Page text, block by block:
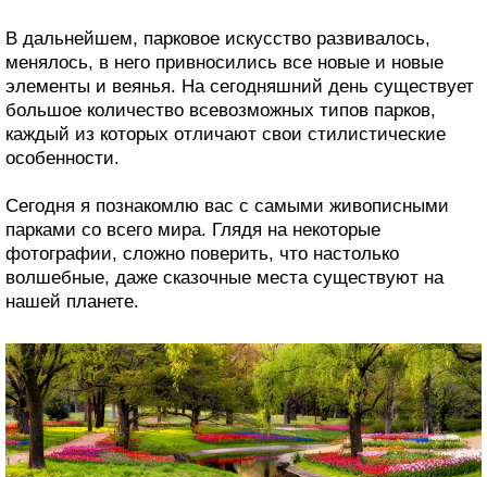
В дальнейшем, парковое искусство развивалось,
менялось, в него привносились все новые и новые
элементы и веянья. На сегодняшний день существует
большое количество всевозможных типов парков,
каждый из которых отличают свои стилистические
особенности.
Сегодня я познакомлю вас с самыми живописными
парками со всего мира. Глядя на некоторые
фотографии, сложно поверить, что настолько
волшебные, даже сказочные места существуют на
нашей планете.